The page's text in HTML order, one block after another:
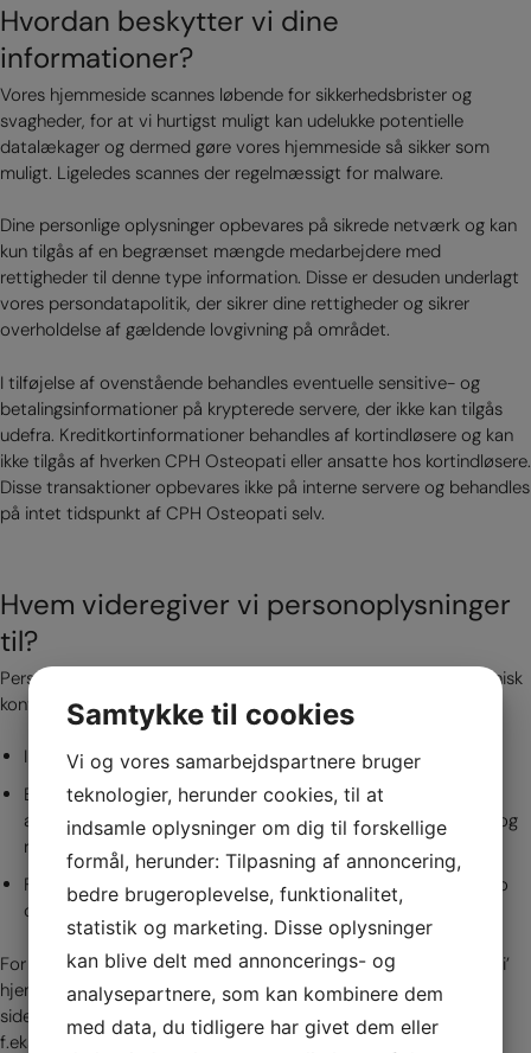
Hvordan beskytter vi dine
informationer?
Vores hjemmeside scannes løbende for sikkerhedsbrister og
svagheder, for at vi hurtigst muligt kan udelukke potentielle
datalækager og dermed gøre vores hjemmeside så sikker som
muligt. Ligeledes scannes der regelmæssigt for malware.
Dine personlige oplysninger opbevares på sikrede netværk og kan
kun tilgås af en begrænset mængde medarbejdere med
rettigheder til denne type information. Disse er desuden underlagt
vores persondatapolitik, der sikrer dine rettigheder og sikrer
overholdelse af gældende lovgivning på området.
I tilføjelse af ovenstående behandles eventuelle sensitive- og
betalingsinformationer på krypterede servere, der ikke kan tilgås
udefra. Kreditkortinformationer behandles af kortindløsere og kan
ikke tilgås af hverken CPH Osteopati eller ansatte hos kortindløsere.
Disse transaktioner opbevares ikke på interne servere og behandles
på intet tidspunkt af CPH Osteopati selv.
Hvem videregiver vi personoplysninger
til?
Personoplysninger afgivet på cphosteopati.com eller via telefonisk
kontakt videregives kun til:
Interne afdelinger / personale
Betroede tredjemænd der er nødvendige for opfyldelse af
aftaler om levering, betaling og servicering herunder inkasso og
retslige instanser
Forretningspartnere med henblik på at vedligeholde din konto
og/eller markedsføring.
For at kunne give den bedst mulige oplevelse på CPH Osteopati’
hjemmesider fører vi statistik over, hvordan brugerne anvender
siderne. Statistikken anvendes udelukkende i anonymiseret form
f.eks. til at se, hvilke sider og hvilket indhold brugerne interagerer
Samtykke til cookies
Vi og vores samarbejdspartnere bruger
teknologier, herunder cookies, til at
indsamle oplysninger om dig til forskellige
formål, herunder: Tilpasning af annoncering,
bedre brugeroplevelse, funktionalitet,
statistik og marketing. Disse oplysninger
kan blive delt med annoncerings- og
analysepartnere, som kan kombinere dem
med data, du tidligere har givet dem eller